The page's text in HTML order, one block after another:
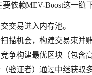
要依赖MEV-Boost这一链
交易进入内存池。
描机会，构建交易束并
争构建最优区块（包含
验证者）通过中继获取